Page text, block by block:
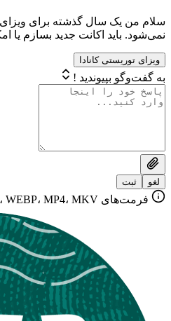
سلام من یک سال گذشته برای
نمی‌شود. باید اکانت جدید بسازم
ویزای توریستی کانادا
به گفت‌وگو بپیوندید !
لغو ثبت
فرمت‌های MP3، JPG، PNG، WEBP، MP4، MKV تا ۱۰ مگابایت